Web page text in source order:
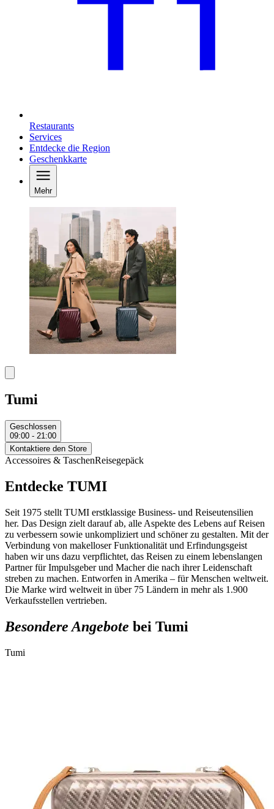
Restaurants
Services
Entdecke die Region
Geschenkkarte
Mehr
Tumi
Geschlossen
09:00 - 21:00
Kontaktiere den Store
Accessoires & TaschenReisegepäck
Entdecke TUMI
Seit 1975 stellt TUMI erstklassige Business- und Reiseutensilien
her. Das Design zielt darauf ab, alle Aspekte des Lebens auf Reisen
zu verbessern sowie unkompliziert und schöner zu gestalten. Mit der
Verbindung von makelloser Funktionalität und Erfindungsgeist
haben wir uns dazu verpflichtet, das Reisen zu einem lebenslangen
Partner für Impulsgeber und Macher die nach ihrer Leidenschaft
streben zu machen. Entworfen in Amerika – für Menschen weltweit.
Die Marke wird weltweit in über 75 Ländern in mehr als 1.900
Verkaufsstellen vertrieben.
Besondere Angebote bei Tumi
Tumi